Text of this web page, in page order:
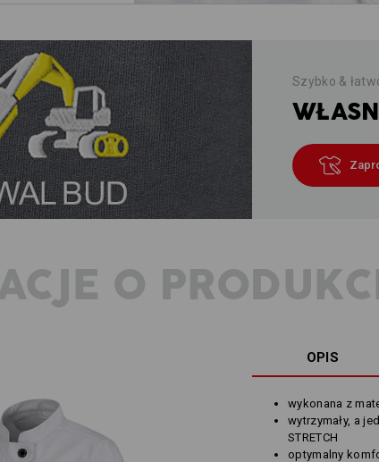
Szybko &
O
OPIS
wykonana z
wytrzymały, a
STRETCH
optymalny